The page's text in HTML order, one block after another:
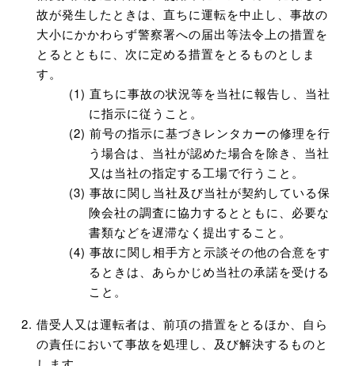
故が発生したときは、直ちに運転を中止し、事故の
大小にかかわらず警察署への届出等法令上の措置を
とるとともに、次に定める措置をとるものとしま
す。
直ちに事故の状況等を当社に報告し、当社
に指示に従うこと。
前号の指示に基づきレンタカーの修理を行
う場合は、当社が認めた場合を除き、当社
又は当社の指定する工場で行うこと。
事故に関し当社及び当社が契約している保
険会社の調査に協力するとともに、必要な
書類などを遅滞なく提出すること。
事故に関し相手方と示談その他の合意をす
るときは、あらかじめ当社の承諾を受ける
こと。
借受人又は運転者は、前項の措置をとるほか、自ら
の責任において事故を処理し、及び解決するものと